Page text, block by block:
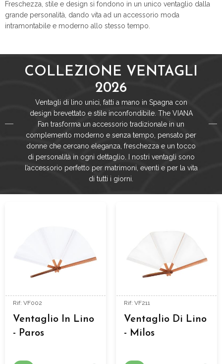
Freschezza, stile e design si fondono in un unico ventaglio dalla
grande personalità, dando vita ad un accessorio moda
intramontabile e moderno allo stesso tempo.
COLLEZIONE VENTAGLI
2026
Ventagli di lino unici, fatti a mano in Spagna con
design brevettato e stile inconfondibile. The VIANA
Fan trasforma un accessorio tradizionale in un
complemento moderno e senza tempo, pensato per
donne che cercano eleganza, freschezza e un tocco
di personalità in ogni dettaglio. I nostri ventagli sono
l’accessorio perfetto per matrimoni, eventi e per la vita
di tutti i giorni.
Rif: VF002
Ventaglio In Lino
- Paros
Rif: VF211
Ventaglio Di Lino
- Milos